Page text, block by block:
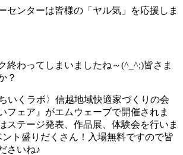
センターは皆様の「ヤル気」を応援しま
終わってしまいましたね～(^_^;)皆さま
？
いくラボ〉信越地域快適家づくりの会
フェア』がエムウェーブで開催されま
ステージ発表、作品展、体験会を行いま
ト盛りだくさん！入場無料ですので皆
さいね♪